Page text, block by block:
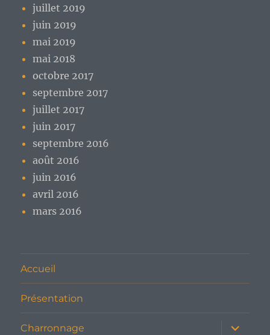
juillet 2019
juin 2019
mai 2019
mai 2018
octobre 2017
septembre 2017
juillet 2017
juin 2017
septembre 2016
août 2016
juin 2016
avril 2016
mars 2016
Accueil
Présentation
Charronnage
ouvrir